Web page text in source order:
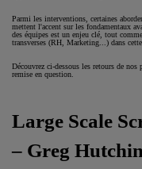
Parmi les interventions, certaines
mettent l'accent sur les fondamentaux
des équipes est un enjeu clé, tout
transverses (RH, Marketing...) dans
Découvrez ci-dessous les retours de
remise en question.
Large Scale
– Greg